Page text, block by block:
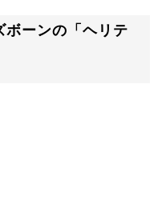
ボーンの「ヘリテ